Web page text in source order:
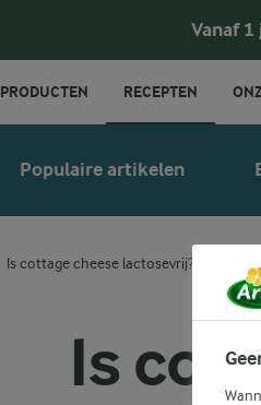
Vanaf
PRODUCTEN RECEPTEN
Populaire artikelen
Is cottage cheese lactosevrij?
Is